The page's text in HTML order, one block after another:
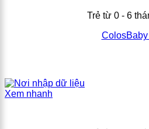
Trẻ từ 0 - 6
ColosBaby
Xem nhanh